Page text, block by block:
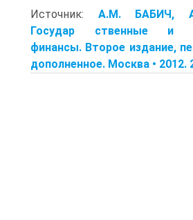
Источник: A.M. БАБИЧ,
Государ ственные и
финансы. Второе издание,
дополненное. Москва • 2012.